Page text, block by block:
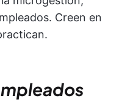
Creen en